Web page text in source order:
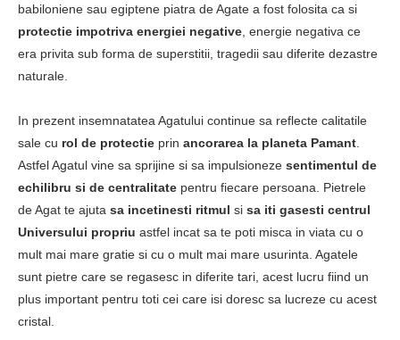
babiloniene sau egiptene piatra de Agate a fost folosita ca si
protectie impotriva energiei negative , energie negativa ce
era privita sub forma de superstitii, tragedii sau diferite dezastre
naturale.
In prezent insemnatatea Agatului continue sa reflecte calitatile
sale cu rol de protectie prin ancorarea la planeta Pamant
Astfel Agatul vine sa sprijine si sa impulsioneze sentimentul de
echilibru si de centralitate pentru fiecare persoana. Pietrele
de Agat te ajuta sa incetinesti ritmul si sa iti gasesti centrul
Universului propriu astfel incat sa te poti misca in viata cu o
mult mai mare gratie si cu o mult mai mare usurinta. Agatele
sunt pietre care se regasesc in diferite tari, acest lucru fiind un
plus important pentru toti cei care isi doresc sa lucreze cu acest
cristal.